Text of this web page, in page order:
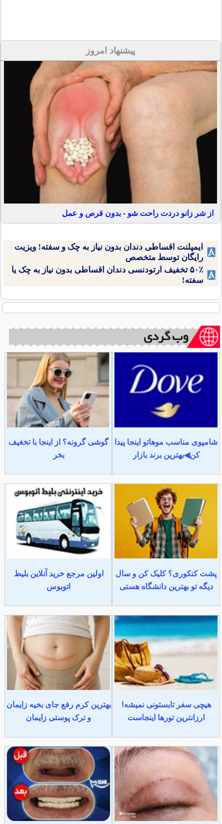
پیشنهاد امروز
از شر زانو دردت راحت شو - بدون قرص و عمل
ایمپلنت اقساطی دندان بدون نیاز به چک و سفته! ویزیت
رایگان توسط متخصص
۵۰٪ تخفیف ارتودنسی دندان اقساطی بدون نیاز به چک یا
سفته!
شامپوی مناسب موهاتو اینجا پیدا
کن◀بهترین برند بازار
گوشی گرونه؟ از اینجا با تخغیف
بخر
پشت کنکوری؟ کلیک کن و سال
دیگه تو بهترین دانشگاه هستی
اولین مرجع خرید آنلاین بلیط
اتوبوس
هیچی سفر تابستونی نمیشه!
ارزانترین تورها اینجاست
بهترین کرم رفع جای بخیه زایمان
و ترک پوستی زایمان